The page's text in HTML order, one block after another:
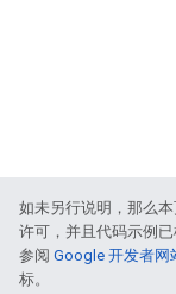
如未另行说明，那么
许可，并且代码示例
参阅 Google 开发者网
标。